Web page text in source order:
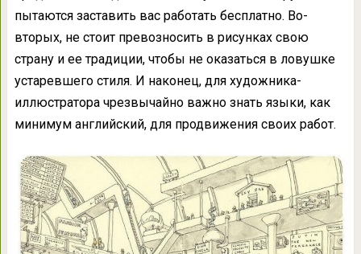
пытаются заставить вас работать бесплатно. Во-
вторых, не стоит превозносить в рисунках свою
страну и ее традиции, чтобы не оказаться в ловушке
устаревшего стиля. И наконец, для художника-
иллюстратора чрезвычайно важно знать языки, как
минимум английский, для продвижения своих работ.